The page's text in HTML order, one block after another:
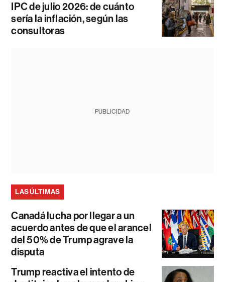
IPC de julio 2026: de cuánto
sería la inflación, según las
consultoras
PUBLICIDAD
LAS ÚLTIMAS
Canadá lucha por llegar a un
acuerdo antes de que el arancel
del 50% de Trump agrave la
disputa
Trump reactiva el intento de